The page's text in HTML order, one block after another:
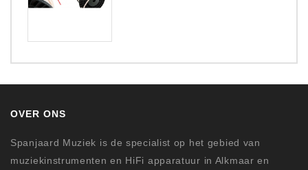
OVER ONS
Spanjaard Muziek is de specialist op het gebied van
muziekinstrumenten en HiFi apparatuur in Alkmaar en